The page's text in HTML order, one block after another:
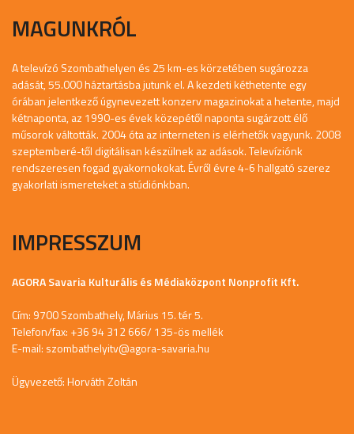
MAGUNKRÓL
A televízó Szombathelyen és 25 km-es körzetében sugározza
adását, 55.000 háztartásba jutunk el. A kezdeti kéthetente egy
órában jelentkező úgynevezett konzerv magazinokat a hetente, majd
kétnaponta, az 1990-es évek közepétől naponta sugárzott élő
műsorok váltották. 2004 óta az interneten is elérhetők vagyunk. 2008
szeptemberé-től digitálisan készülnek az adások. Televíziónk
rendszeresen fogad gyakornokokat. Évről évre 4-6 hallgató szerez
gyakorlati ismereteket a stúdiónkban.
IMPRESSZUM
AGORA Savaria Kulturális és Médiaközpont Nonprofit Kft.
Cím: 9700 Szombathely, Márius 15. tér 5.
Telefon/fax: +36 94 312 666/ 135-ös mellék
E-mail: szombathelyitv@agora-savaria.hu
Ügyvezető: Horváth Zoltán